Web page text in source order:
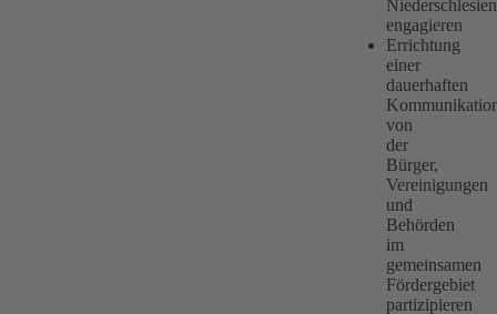
Niederschlesien
engagieren
Errichtung
einer
dauerhaften
von
der
Bürger,
Vereinigungen
und
Behörden
im
gemeinsamen
Fördergebiet
partizipieren